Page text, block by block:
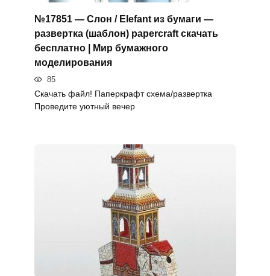
№17851 — Слон / Elefant из бумаги —
развертка (шаблон) papercraft скачать
бесплатно | Мир бумажного
моделирования
85
Скачать файл! Паперкрафт схема/развертка
Проведите уютный вечер